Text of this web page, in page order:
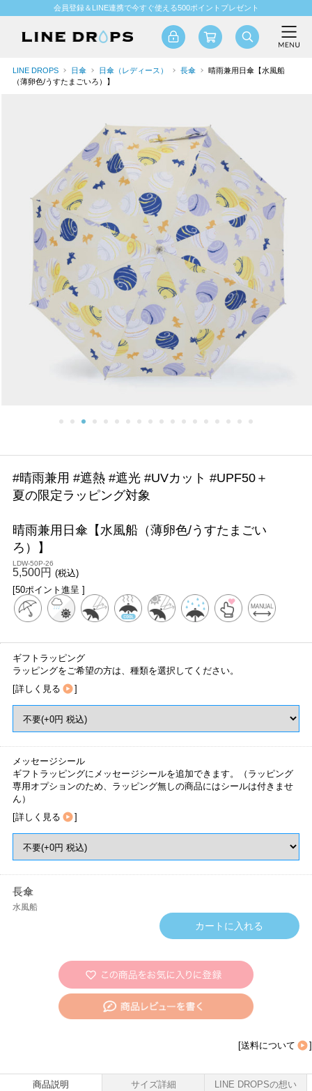
会員登録＆LINE連携で今すぐ使える500ポイントプレゼント
LINE DROPS 日傘 日傘（レディース） 長傘
晴雨兼用日傘【水風船
（薄卵色/うすたまごいろ）】
#晴雨兼用 #遮熱 #遮光 #UVカット #UPF50＋
夏の限定ラッピング対象
晴雨兼用日傘【水風船（薄卵色/うすたまごい
ろ）】
LDW-50P-26
5,500円 (税込)
[50ポイント進呈 ]
ギフトラッピング
ラッピングをご希望の方は、種類を選択してください。
[詳しく見る ]
メッセージシール
ギフトラッピングにメッセージシールを追加できます。（ラッピング
専用オプションのため、ラッピング無しの商品にはシールは付きませ
ん）
[詳しく見る ]
長傘
水風船
[送料について ]
商品説明 サイズ詳細 LINE DROPSの想い